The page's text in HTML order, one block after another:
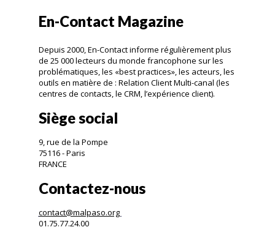
En-Contact Magazine
Depuis 2000, En-Contact informe régulièrement plus
de 25 000 lecteurs du monde francophone sur les
problématiques, les «best practices», les acteurs, les
outils en matière de : Relation Client Multi-canal (les
centres de contacts, le CRM, l’expérience client).
Siège social
9, rue de la Pompe
75116 - Paris
FRANCE
Contactez-nous
contact@malpaso.org
01.75.77.24.00